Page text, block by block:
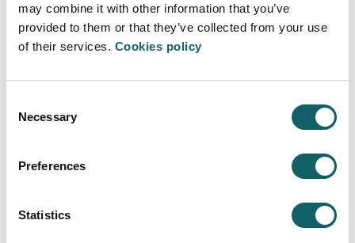
may combine it with other information that you’ve
provided to them or that they’ve collected from your use
of their services. Cookies policy
Selection
Necessary
Preferences
Statistics
Política de privacidad (*)
Leer la Política de privacidad
Texto de verificación (*)